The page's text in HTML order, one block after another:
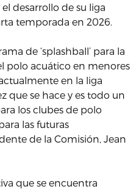
desarrollo de su liga
temporada en 2026.
de ‘splashball’ para la
polo acuático en menores
en la liga
que se hace y es todo un
los clubes de polo
las futuras
de la Comisión, Jean
que se encuentra